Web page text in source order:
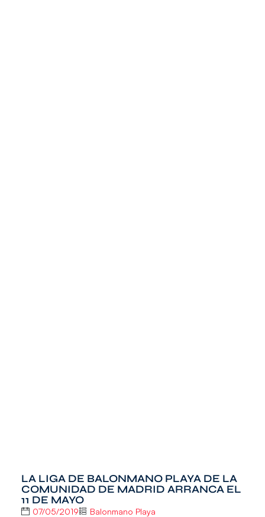
LA LIGA DE BALONMANO PLAYA DE LA
COMUNIDAD DE MADRID ARRANCA EL
11 DE MAYO
07/05/2019 Balonmano Playa